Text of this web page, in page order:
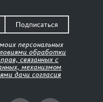
Подписаться
персональных
обработки
связанных с
механизмом
дачи согласия